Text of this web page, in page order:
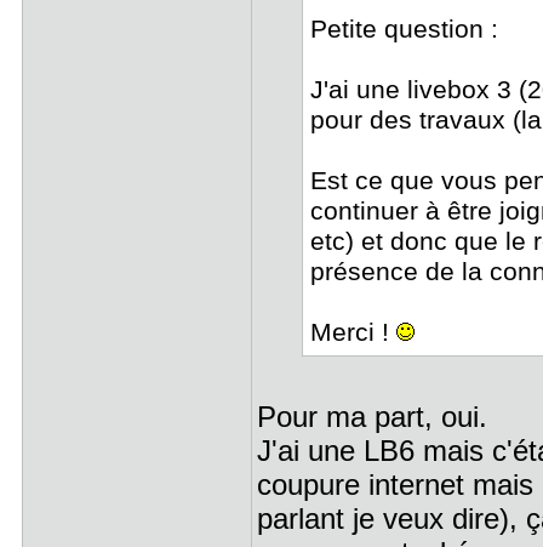
Petite question :
J'ai une livebox 3
pour des travaux
Est ce que vous
continuer à être
etc) et donc que le
présence de la
Merci !
Pour ma part, oui.
J'ai une LB6 mais
coupure internet
parlant je veux dire),